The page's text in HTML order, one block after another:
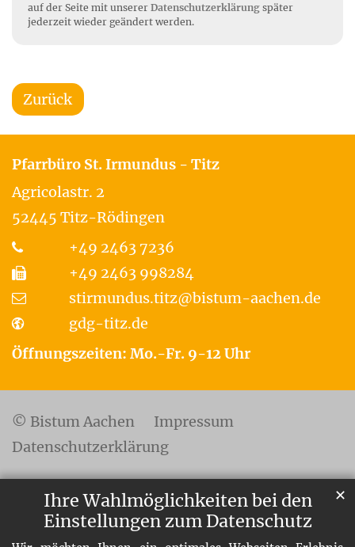
Ihre Wahlmöglichkeiten bei den
Einstellungen zum Datenschutz
✕
auf der Seite mit unserer Datenschutzerklärung später
jederzeit wieder geändert werden.
Zurück
Pfarrbüro St. Irmundus - Titz
Agricolastr. 2
52445 Titz-Rödingen
+49 2463 7236
+49 2463 998284
stirmundus.titz@bistum-aachen.de
gdg-titz.de
Öffnungszeiten: Mo.-Fr. 9-12 Uhr
© Bistum Aachen
Impressum
Datenschutzerklärung